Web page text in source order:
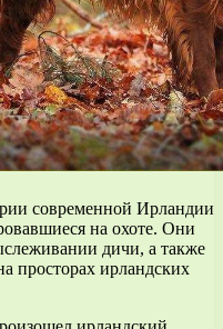
современной Ирландии
на охоте. Они
дичи, а также
просторах ирландских